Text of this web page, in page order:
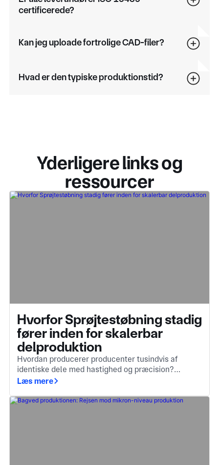
certificerede?
Kan jeg uploade fortrolige CAD-filer?
Hvad er den typiske produktionstid?
Yderligere links og
ressourcer
Hvorfor Sprøjtestøbning stadig
fører inden for skalerbar
delproduktion
Hvordan producerer producenter tusindvis af
identiske dele med hastighed og præcision?
Sprøjtestøbning er svaret, en afgørende metode,
højkvalitetskomponenter.
Læs mere